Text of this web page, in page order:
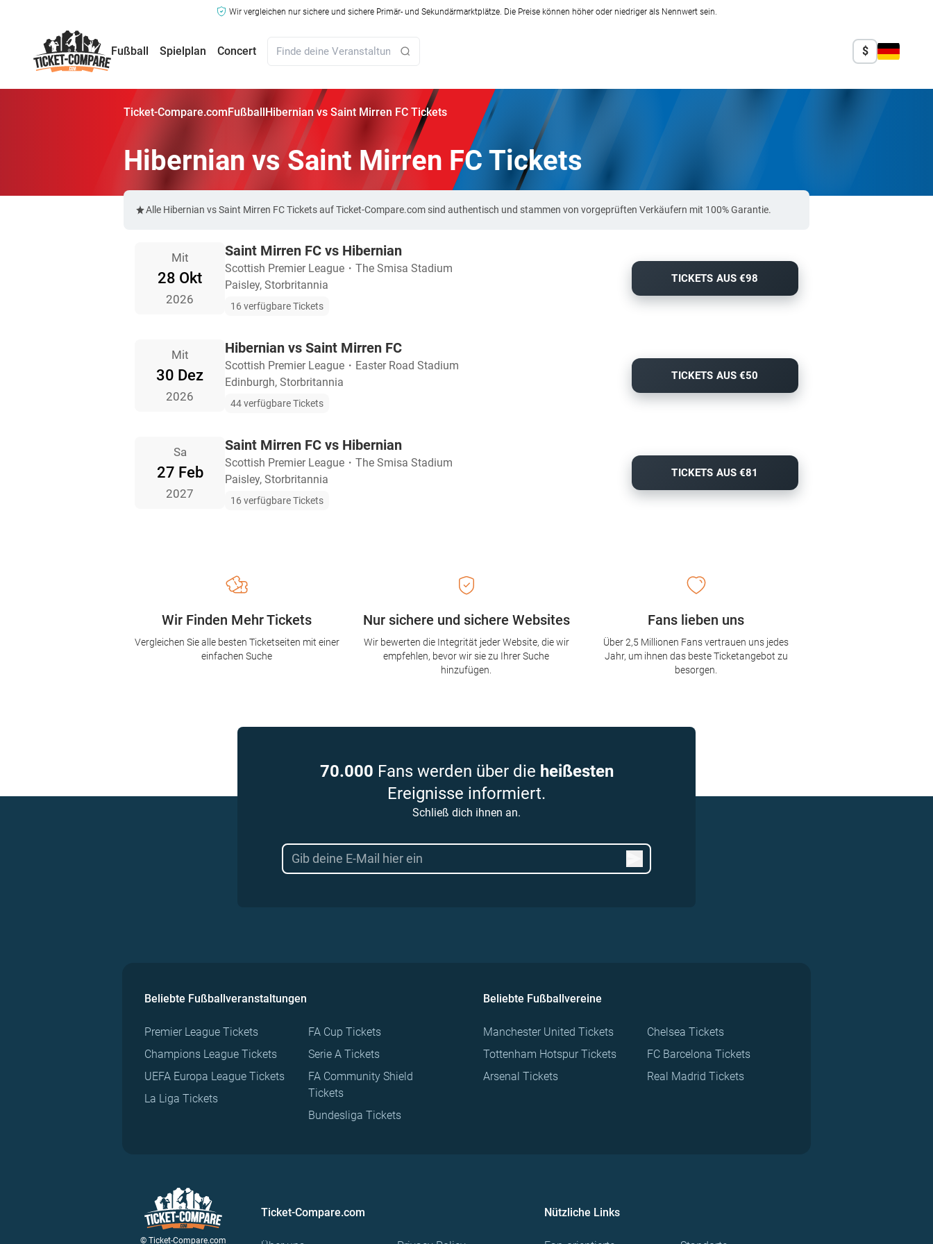
Wir vergleichen nur sichere und sichere Primär- und Sekundärmarktplätze. Die Preise können höher oder niedriger als Nennwert sein.
Fußball Spielplan Concert $
Ticket-Compare.comFußballHibernian vs Saint Mirren FC Tickets
Hibernian vs Saint Mirren FC Tickets
Alle Hibernian vs Saint Mirren FC Tickets auf Ticket-Compare.com sind authentisch und stammen von vorgeprüften Verkäufern mit 100% Garantie.
Mit
28 Okt
2026
Saint Mirren FC vs Hibernian
Scottish Premier League ・ The Smisa Stadium
Paisley, Storbritannia
16 verfügbare Tickets
TICKETS AUS €98
Mit
30 Dez
2026
Hibernian vs Saint Mirren FC
Scottish Premier League ・ Easter Road Stadium
Edinburgh, Storbritannia
44 verfügbare Tickets
TICKETS AUS €50
Sa
27 Feb
2027
Saint Mirren FC vs Hibernian
Scottish Premier League ・ The Smisa Stadium
Paisley, Storbritannia
16 verfügbare Tickets
TICKETS AUS €81
Nur sichere und sichere Websites
Wir bewerten die Integrität jeder Website, die wir
empfehlen, bevor wir sie zu Ihrer Suche
hinzufügen.
Wir Finden Mehr Tickets
Vergleichen Sie alle besten Ticketseiten mit einer
einfachen Suche
Fans lieben uns
Über 2,5 Millionen Fans vertrauen uns jedes
Jahr, um ihnen das beste Ticketangebot zu
besorgen.
70.000 Fans werden über die heißesten
Ereignisse informiert.
Schließ dich ihnen an.
Beliebte Fußballveranstaltungen
Premier League Tickets
Champions League Tickets
UEFA Europa League Tickets
La Liga Tickets
FA Cup Tickets
Serie A Tickets
FA Community Shield
Tickets
Bundesliga Tickets
Beliebte Fußballvereine
Manchester United Tickets
Tottenham Hotspur Tickets
Arsenal Tickets
Chelsea Tickets
FC Barcelona Tickets
Real Madrid Tickets
© Ticket-Compare.com
Ticket-Compare.com Nützliche Links